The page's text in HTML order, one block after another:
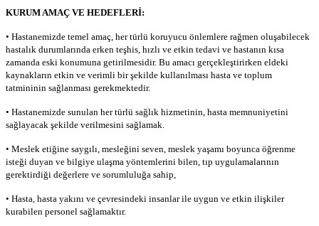
KURUM AMAÇ VE HEDEFLERİ:
• Hastanemizde temel amaç, her türlü koruyucu önlemlere rağmen oluşabilecek
hastalık durumlarında erken teşhis, hızlı ve etkin tedavi ve hastanın kısa
zamanda eski konumuna getirilmesidir. Bu amacı gerçekleştirirken eldeki
kaynakların etkin ve verimli bir şekilde kullanılması hasta ve toplum
tatmininin sağlanması gerekmektedir.
• Hastanemizde sunulan her türlü sağlık hizmetinin, hasta memnuniyetini
sağlayacak şekilde verilmesini sağlamak.
• Meslek etiğine saygılı, mesleğini seven, meslek yaşamı boyunca öğrenme
isteği duyan ve bilgiye ulaşma yöntemlerini bilen, tıp uygulamalarının
gerektirdiği değerlere ve sorumluluğa sahip,
• Hasta, hasta yakını ve çevresindeki insanlar ile uygun ve etkin ilişkiler
kurabilen personel sağlamaktır.